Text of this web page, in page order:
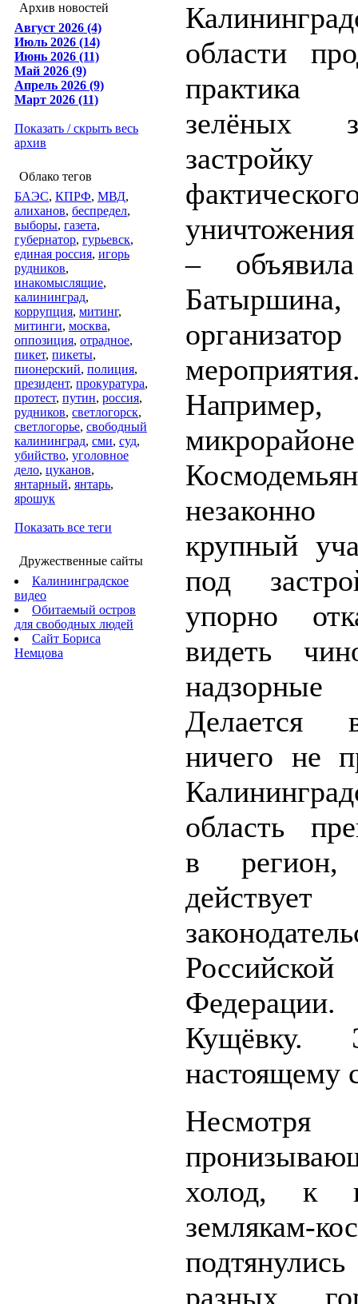
Архив новостей
Август 2026 (4)
Июль 2026 (14)
Июнь 2026 (11)
Май 2026 (9)
Апрель 2026 (9)
Март 2026 (11)
Показать / скрыть весь
архив
Облако тегов
БАЭС, КПРФ, МВД,
алиханов, беспредел,
выборы, газета,
губернатор, гурьевск,
единая россия, игорь
рудников,
инакомыслящие,
калининград,
коррупция, митинг,
митинги, москва,
оппозиция, отрадное,
пикет, пикеты,
пионерский, полиция,
президент, прокуратура,
протест, путин, россия,
рудников, светлогорск,
светлогорье, свободный
калининград, сми, суд,
убийство, уголовное
дело, цуканов,
янтарный, янтарь,
ярошук
Показать все теги
Дружественные сайты
Калининградское
видео
Обитаемый остров
для свободных людей
Сайт Бориса
Немцова
области
практика
зелёных
–
Батыршина,
микрорайоне
незаконно
крупный
под
упорно
видеть
Делается
ничего не
область
в
действует
Российской
Кущёвку.
настоящему
холод, к
землякам-
разных